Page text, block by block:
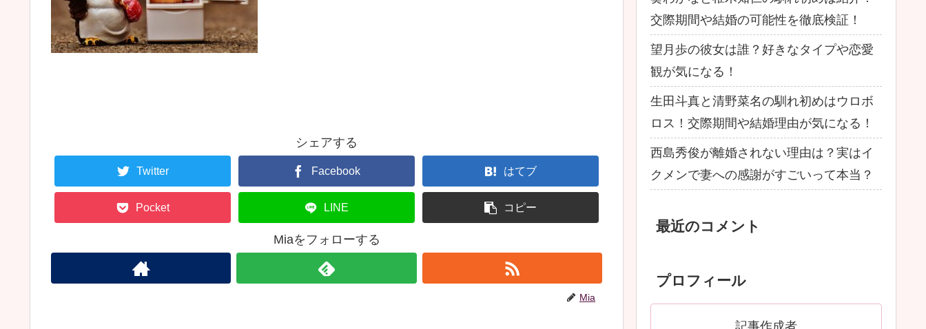
シェアする
Twitter Facebook はてブ
Pocket LINE コピー
Miaをフォローする
Mia
交際期間や結婚の可能性を徹底検証！
望月歩の彼女は誰？好きなタイプや恋愛
観が気になる！
生田斗真と清野菜名の馴れ初めはウロボ
ロス！交際期間や結婚理由が気になる！
西島秀俊が離婚されない理由は？実はイ
クメンで妻への感謝がすごいって本当？
最近のコメント
プロフィール
記事作成者